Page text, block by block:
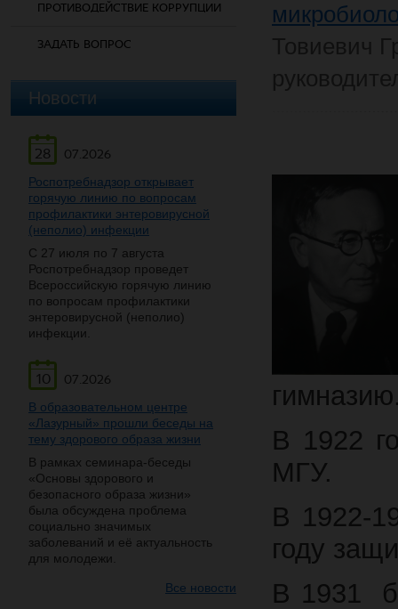
ПРОТИВОДЕЙСТВИЕ КОРРУПЦИИ
ЗАДАТЬ ВОПРОС
Новости
28
07.2026
Роспотребнадзор открывает
горячую линию по вопросам
профилактики энтеровирусной
(неполио) инфекции
С 27 июля по 7 августа
Роспотребнадзор проведет
Всероссийскую горячую линию
по вопросам профилактики
энтеровирусной (неполио)
инфекции.
10
07.2026
В образовательном центре
«Лазурный» прошли беседы на
тему здорового образа жизни
В рамках семинара-беседы
«Основы здорового и
безопасного образа жизни»
была обсуждена проблема
социально значимых
заболеваний и её актуальность
для молодежи.
Все новости
В 1922
МГУ.
В 1922-
году
В 1931